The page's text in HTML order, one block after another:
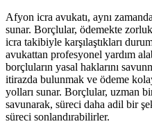
Afyon icra avukatı, aynı
sunar. Borçlular, ödemekte
icra takibiyle karşılaştıkları
avukattan profesyonel yardım
borçluların yasal haklarını
itirazda bulunmak ve ödeme
yolları sunar. Borçlular, uzman
savunarak, süreci daha adil bir
süreci sonlandırabilirler.